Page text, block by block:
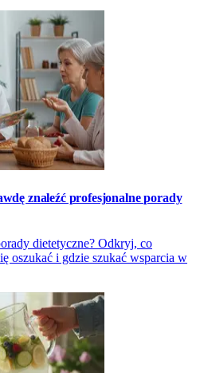
znaleźć profesjonalne porady
dietetyczne? Odkryj, co
oszukać i gdzie szukać wsparcia w